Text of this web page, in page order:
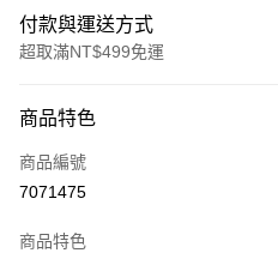
付款與運送方式
超取滿NT$499免運
信用卡一次付款
超商取貨付款
商品特色
商品編號
7071475
商品特色